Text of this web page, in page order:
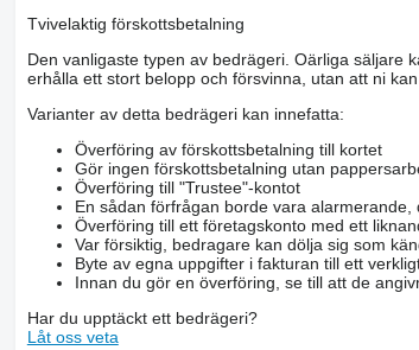
Tvivelaktig förskottsbetalning
Den vanligaste typen av bedrägeri. Oärliga säljare
erhålla ett stort belopp och försvinna, utan att ni
Varianter av detta bedrägeri kan innefatta:
Överföring av förskottsbetalning till kortet
Gör ingen förskottsbetalning utan
Överföring till "Trustee"-kontot
En sådan förfrågan borde vara
Överföring till ett företagskonto med ett
Var försiktig, bedragare kan dölja sig som
Byte av egna uppgifter i fakturan till ett
Innan du gör en överföring, se till att de
Har du upptäckt ett bedrägeri?
Låt oss veta